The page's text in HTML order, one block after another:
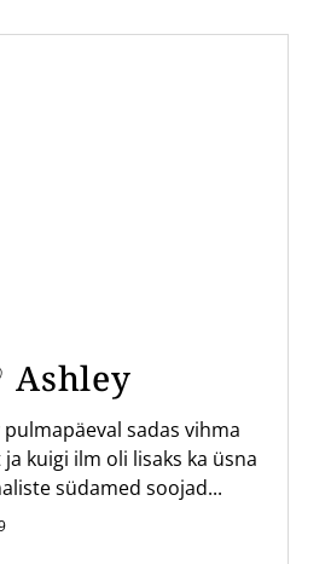
sadas vihma
kuigi ilm oli lisaks ka üsna
südamed soojad...